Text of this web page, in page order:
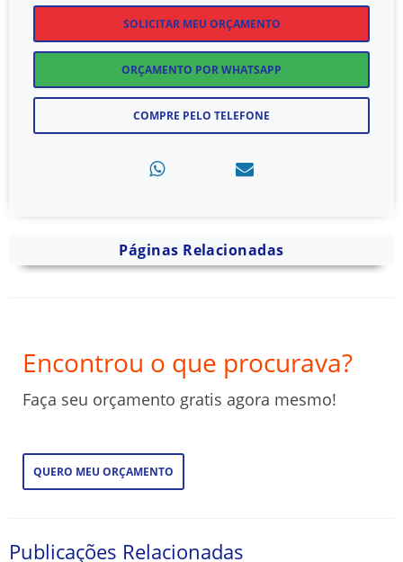
SOLICITAR MEU ORÇAMENTO
ORÇAMENTO POR WHATSAPP
COMPRE PELO TELEFONE
Páginas Relacionadas
Encontrou o que procurava?
Faça seu orçamento gratis agora mesmo!
QUERO MEU ORÇAMENTO
Publicações Relacionadas